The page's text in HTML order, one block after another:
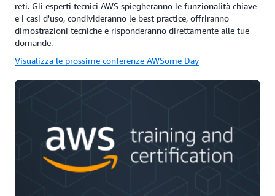
reti. Gli esperti tecnici AWS spiegheranno le funzionalità chiave
e i casi d'uso, condivideranno le best practice, offriranno
dimostrazioni tecniche e risponderanno direttamente alle tue
domande.
Visualizza le prossime conferenze AWSome Day